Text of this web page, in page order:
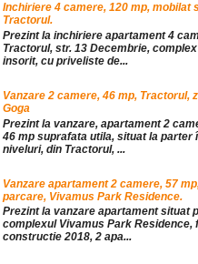
Inchiriere 4 camere, 120 mp, mobilat
Tractorul.
Prezint la inchiriere apartament 4
Tractorul, str. 13 Decembrie,
insorit, cu priveliste de...
Vanzare 2 camere, 46 mp, Tractorul,
Goga
Prezint la vanzare, apartament 2
46 mp suprafata utila, situat la parter
niveluri, din Tractorul, ...
Vanzare apartament 2 camere, 57
parcare, Vivamus Park Residence.
Prezint la vanzare apartament situat
complexul Vivamus Park Residence,
constructie 2018, 2 apa...